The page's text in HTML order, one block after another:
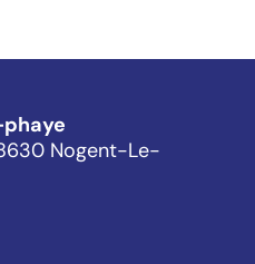
Nogent-Le-